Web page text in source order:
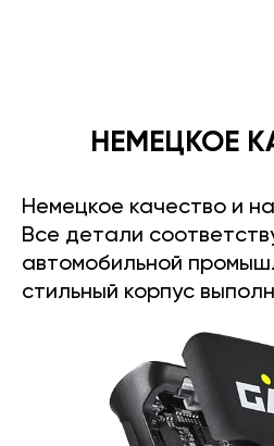
НЕМЕЦКОЕ
Немецкое качество и
Все детали
автомобильной
стильный корпус